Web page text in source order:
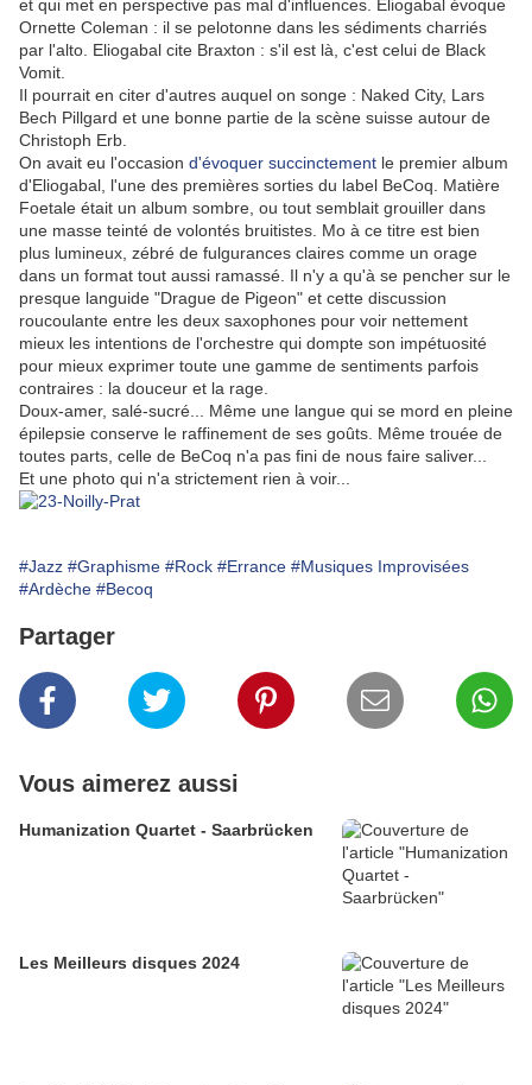
et qui met en perspective pas mal d'influences. Eliogabal évoque
Ornette Coleman : il se pelotonne dans les sédiments charriés
par l'alto. Eliogabal cite Braxton : s'il est là, c'est celui de Black
Vomit.
Il pourrait en citer d'autres auquel on songe : Naked City, Lars
Bech Pillgard et une bonne partie de la scène suisse autour de
Christoph Erb.
On avait eu l'occasion d'évoquer succinctement le premier album
d'Eliogabal, l'une des premières sorties du label BeCoq. Matière
Foetale était un album sombre, ou tout semblait grouiller dans
une masse teinté de volontés bruitistes. Mo à ce titre est bien
plus lumineux, zébré de fulgurances claires comme un orage
dans un format tout aussi ramassé. Il n'y a qu'à se pencher sur le
presque languide "Drague de Pigeon" et cette discussion
roucoulante entre les deux saxophones pour voir nettement
mieux les intentions de l'orchestre qui dompte son impétuosité
pour mieux exprimer toute une gamme de sentiments parfois
contraires : la douceur et la rage.
Doux-amer, salé-sucré... Même une langue qui se mord en pleine
épilepsie conserve le raffinement de ses goûts. Même trouée de
toutes parts, celle de BeCoq n'a pas fini de nous faire saliver...
Et une photo qui n'a strictement rien à voir...
#Jazz #Graphisme #Rock #Errance #Musiques Improvisées
#Ardèche #Becoq
Partager
Vous aimerez aussi
Humanization Quartet - Saarbrücken
Les Meilleurs disques 2024